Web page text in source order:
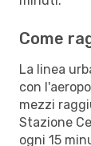
Come
La linea
con
mezzi
Stazione
ogni 15